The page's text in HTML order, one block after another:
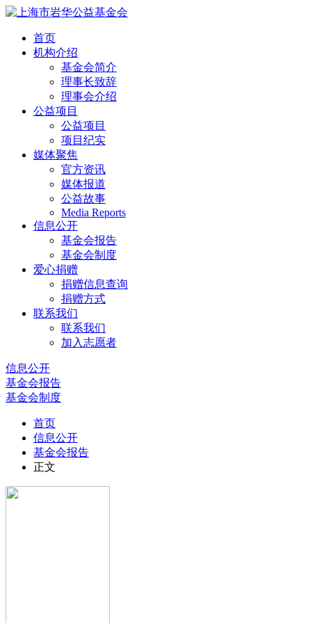
首页
机构介绍
基金会简介
理事长致辞
理事会介绍
公益项目
公益项目
项目纪实
媒体聚焦
官方资讯
媒体报道
公益故事
Media Reports
信息公开
基金会报告
基金会制度
爱心捐赠
捐赠信息查询
捐赠方式
联系我们
联系我们
加入志愿者
信息公开
基金会报告
基金会制度
首页
信息公开
基金会报告
正文